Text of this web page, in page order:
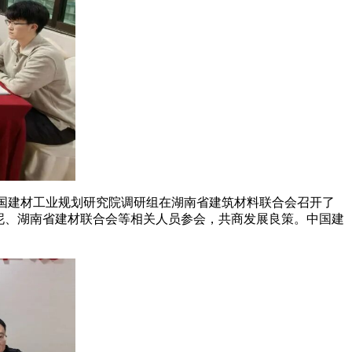
材工业规划研究院调研组在湖南省建筑材料联合会召开了
湖南省建材联合会等相关人员参会，共商发展良策。中国建